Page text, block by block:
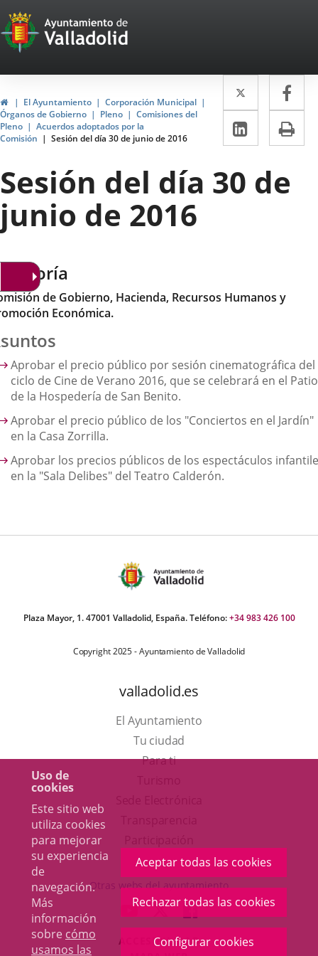
Uso de
cookies
Este sitio web
utiliza cookies
para mejorar
su experiencia
de
navegación.
Más
información
sobre cómo
usamos las
Aceptar todas las cookies
Rechazar todas las cookies
Configurar cookies
Portal
Web
del
Ayuntamiento
de
Valladolid
InicioEl Ayuntamiento
Corporación Municipal
Órganos de Gobierno
Pleno
Comisiones del
Pleno
Acuerdos adoptados por la
Comisión
Sesión del día 30 de junio de 2016
Twitter
Enlace
a
una
externa.
a
LinkedIn
Enlace
a
una
Sesión del día 30 de
junio de 2016
de Gobierno, Hacienda, Recursos Humanos y
Económica.
Aprobar el precio público por sesión cinematográfica del
ciclo de Cine de Verano 2016, que se celebrará en el Patio
de la Hospedería de San Benito.
Aprobar el precio público de los "Conciertos en el Jardín"
en la Casa Zorrilla.
Aprobar los precios públicos de los espectáculos
en la "Sala Delibes" del Teatro Calderón.
Plaza Mayor, 1. 47001 Valladolid, España. Teléfono:+34 983 426 100
Copyright 2025 - Ayuntamiento de Valladolid
valladolid.es
El Ayuntamiento
Tu ciudad
Para ti
en
una
ventana
nueva.
aplicación
externa.
Otras webs del ayuntamiento
ENLACE
A
UNA
ENLACE
A
UNA
ENLACE
A
UNA
ACCESIBILIDAD